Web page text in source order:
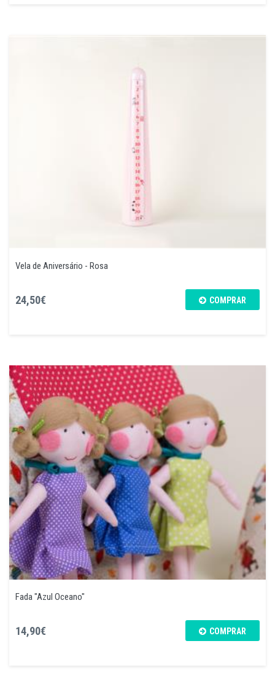
Vela de Aniversário - Rosa
24,50€ COMPRAR
Fada "Azul Oceano"
14,90€ COMPRAR